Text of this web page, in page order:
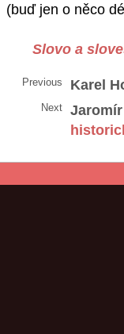
(buď jen o něco
Slovo a
Previous Karel
Next